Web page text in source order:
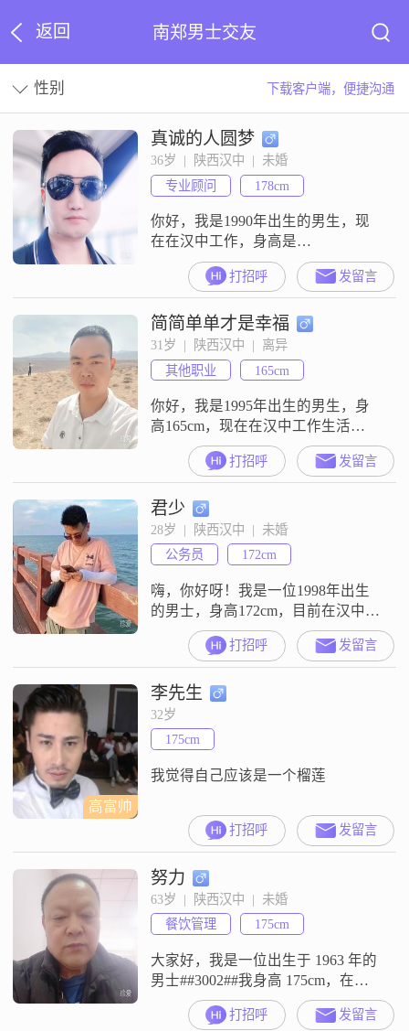
返回 南郑男士交友
性别 下载客户端，便捷沟通
真诚的人圆梦
36岁  |  陕西汉中  |  未婚
专业顾问
178cm
你好，我是1990年出生的男生，现
在在汉中工作，身高是
178cm##3002##我的学历是大学本
科，目前的月收入在3000元以下
##3002##我这个人的性格特点是外
向健谈，平时比较稳重可靠
##3002##我自认为算是一个幽默风
趣的人，性格上自信果断，平时也
保持着乐观积极的心态##3002##在
生活中，我是一个责任感强
打招呼 发留言
简简单单才是幸福
31岁  |  陕西汉中  |  离异
其他职业
165cm
你好，我是1995年出生的男生，身
高165cm，现在在汉中工作生活
##3002##我的学历是大专，目前月
收入在8001到12000元之间##3002##
性格方面，大家平时对我的评价是
稳重可靠，我也确实觉得自己是个
责任感比较强的人##3002##平时为
人随和，比较好相处，不喜欢斤斤
计较##3002##在个人观念上，我认
为
打招呼 发留言
君少
28岁  |  陕西汉中  |  未婚
公务员
172cm
嗨，你好呀！我是一位1998年出生
的男士，身高172cm，目前在汉中工
作，月收入大概在5001到8000元之
间##3002##我拥有大学本科学历，
平时工作挺忙的，但我很享受现在
的生活状态##3002##我觉得自己是
个成熟稳重的人，不太喜欢浮夸的
东西，更注重实际##3002##在生活
中，我比较勤俭节约，不会随意浪
费##3
打招呼 发留言
高富帅
李先生
32岁
175cm
我觉得自己应该是一个榴莲
打招呼 发留言
努力
63岁  |  陕西汉中  |  未婚
餐饮管理
175cm
大家好，我是一位出生于 1963 年的
男士##3002##我身高 175cm，在汉
中工作，学历是大专##3002##我的
月收入在 5001 - 8000 元之间
打招呼 发留言